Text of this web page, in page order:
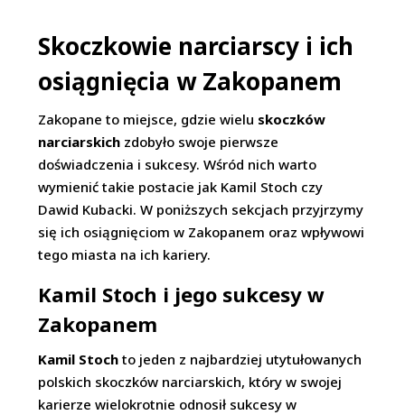
Skoczkowie narciarscy i ich
osiągnięcia w Zakopanem
Zakopane to miejsce, gdzie wielu skoczków
narciarskich zdobyło swoje pierwsze
doświadczenia i sukcesy. Wśród nich warto
wymienić takie postacie jak Kamil Stoch czy
Dawid Kubacki. W poniższych sekcjach przyjrzymy
się ich osiągnięciom w Zakopanem oraz wpływowi
tego miasta na ich kariery.
Kamil Stoch i jego sukcesy w
Zakopanem
Kamil Stoch to jeden z najbardziej utytułowanych
polskich skoczków narciarskich, który w swojej
karierze wielokrotnie odnosił sukcesy w